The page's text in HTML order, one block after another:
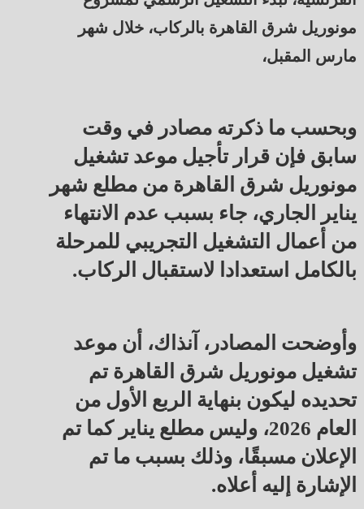
مونوريل شرق القاهرة بالركاب، خلال شهر
مارس المقبل،
وبحسب ما ذكرته مصادر في وقت
سابق فإن قرار تأجيل موعد تشغيل
مونوريل شرق القاهرة من مطلع شهر
يناير الجاري، جاء بسبب عدم الانتهاء
من أعمال التشغيل التجريبي للمرحلة
بالكامل استعدادا لاستقبال الركاب.
وأوضحت المصادر، آنذاك، أن موعد
تشغيل مونوريل شرق القاهرة تم
تحديده ليكون بنهاية الربع الأول من
العام 2026، وليس مطلع يناير كما تم
الإعلان مسبقًا، وذلك بسبب ما تم
الإشارة إليه أعلاه.